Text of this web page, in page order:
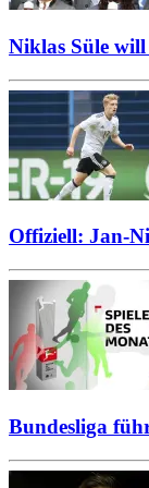
Niklas Süle
Offiziell: Jan-
Bundesliga